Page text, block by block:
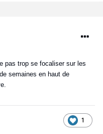
pas trop se focaliser sur les
semaines en haut de
1